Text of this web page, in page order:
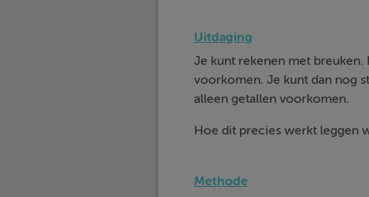
Uitdaging
Je kunt rekenen met breuken.
voorkomen. Je kunt dan nog
alleen getallen voorkomen.
Hoe dit precies werkt leggen
Methode